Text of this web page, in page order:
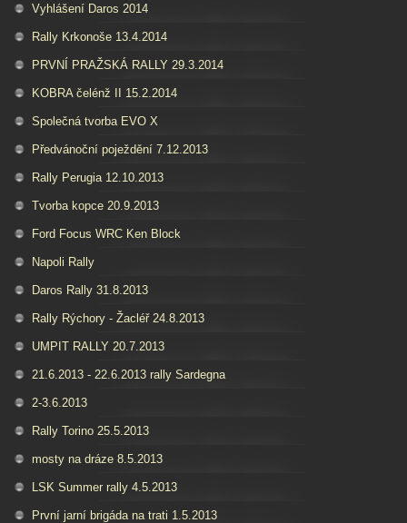
Vyhlášení Daros 2014
Rally Krkonoše 13.4.2014
PRVNÍ PRAŽSKÁ RALLY 29.3.2014
KOBRA čelénž II 15.2.2014
Společná tvorba EVO X
Předvánoční poježdění 7.12.2013
Rally Perugia 12.10.2013
Tvorba kopce 20.9.2013
Ford Focus WRC Ken Block
Napoli Rally
Daros Rally 31.8.2013
Rally Rýchory - Žacléř 24.8.2013
UMPIT RALLY 20.7.2013
21.6.2013 - 22.6.2013 rally Sardegna
2-3.6.2013
Rally Torino 25.5.2013
mosty na dráze 8.5.2013
LSK Summer rally 4.5.2013
První jarní brigáda na trati 1.5.2013